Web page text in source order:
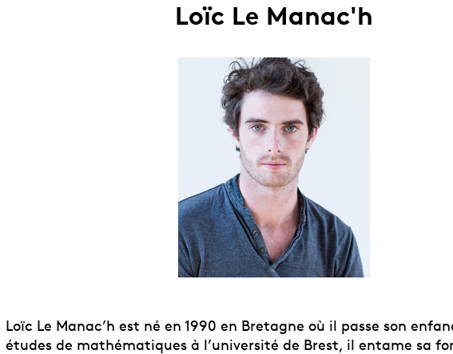
Loïc Le Manac'h
Loïc Le Manac’h est né en 1990 en Bretagne où il passe son
études de mathématiques à l’université de Brest, il entame sa